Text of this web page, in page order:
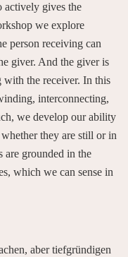
actively gives the
we explore
person receiving can
giver. And the giver is
the receiver. In this
interconnecting,
we develop our ability
they are still or in
are grounded in the
which we can sense in
aber tiefgründigen